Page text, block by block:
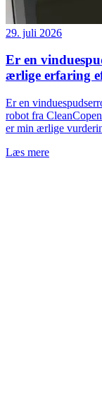
29. juli 2026
Er en
ærlige erfaring
Er en
robot fra
er min ærlige
Læs mere